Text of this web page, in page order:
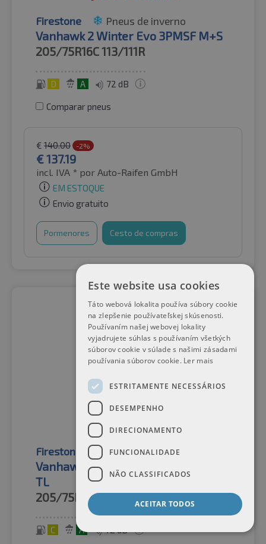
Firestone Pneus de inverno
Vanhawk 2 Winter Evo 3PMSF M+S
205/75R16C113/111R
D A 72 dB
Comparar pneus
€ 140.00 -2%
€137.19
incl. IVA * por Auto-Raifen GmbH
EM ESTOQUE
Envio gratuito
Pormenores Cesto de compras
Firestone Pneus de inverno
Vanhawk 2 Winter Evo M+S 3PMSF
TL
205/75R16C110/108R
C A 72 dB
Este website usa cookies
Táto webová lokalita používa súbory cookie
na zlepšenie používateľskej skúsenosti.
Používaním našej webovej lokality
vyjadrujete súhlas s používaním všetkých
súborov cookie v súlade s našimi zásadami
používania súborov cookie. Ler mais
ESTRITAMENTE NECESSÁRIOS
DESEMPENHO
DIRECIONAMENTO
FUNCIONALIDADE
NÃO CLASSIFICADOS
ACEITAR TODOS